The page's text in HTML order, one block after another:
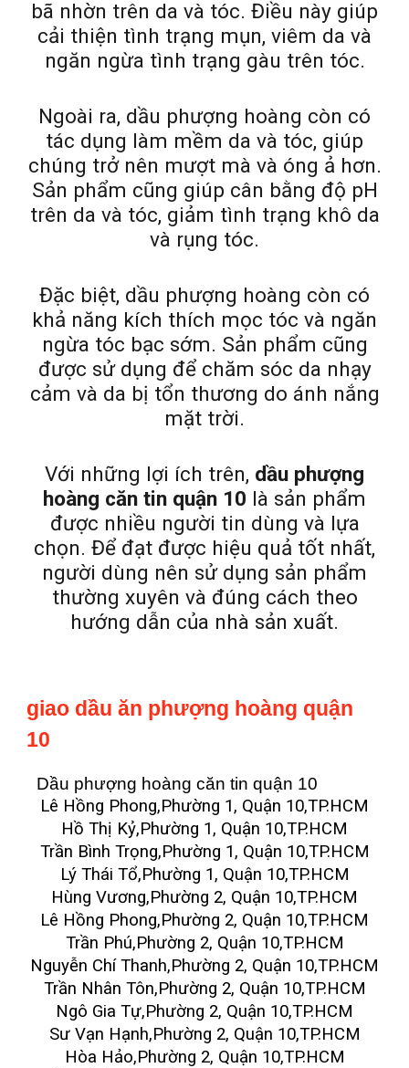
bã nhờn trên da và tóc. Điều này giúp
cải thiện tình trạng mụn, viêm da và
ngăn ngừa tình trạng gàu trên tóc.
Ngoài ra, dầu phượng hoàng còn có
tác dụng làm mềm da và tóc, giúp
chúng trở nên mượt mà và óng ả hơn.
Sản phẩm cũng giúp cân bằng độ pH
trên da và tóc, giảm tình trạng khô da
và rụng tóc.
Đặc biệt, dầu phượng hoàng còn có
khả năng kích thích mọc tóc và ngăn
ngừa tóc bạc sớm. Sản phẩm cũng
được sử dụng để chăm sóc da nhạy
cảm và da bị tổn thương do ánh nắng
mặt trời.
Với những lợi ích trên, dầu phượng
hoàng căn tin quận 10 là sản phẩm
được nhiều người tin dùng và lựa
chọn. Để đạt được hiệu quả tốt nhất,
người dùng nên sử dụng sản phẩm
thường xuyên và đúng cách theo
hướng dẫn của nhà sản xuất.
giao dầu ăn phượng hoàng quận
10
Dầu phượng hoàng căn tin quận 10
Lê Hồng Phong,Phường 1, Quận 10,TP.HCM
Hồ Thị Kỷ,Phường 1, Quận 10,TP.HCM
Trần Bình Trọng,Phường 1, Quận 10,TP.HCM
Lý Thái Tổ,Phường 1, Quận 10,TP.HCM
Hùng Vương,Phường 2, Quận 10,TP.HCM
Lê Hồng Phong,Phường 2, Quận 10,TP.HCM
Trần Phú,Phường 2, Quận 10,TP.HCM
Nguyễn Chí Thanh,Phường 2, Quận 10,TP.HCM
Trần Nhân Tôn,Phường 2, Quận 10,TP.HCM
Ngô Gia Tự,Phường 2, Quận 10,TP.HCM
Sư Vạn Hạnh,Phường 2, Quận 10,TP.HCM
Hòa Hảo,Phường 2, Quận 10,TP.HCM